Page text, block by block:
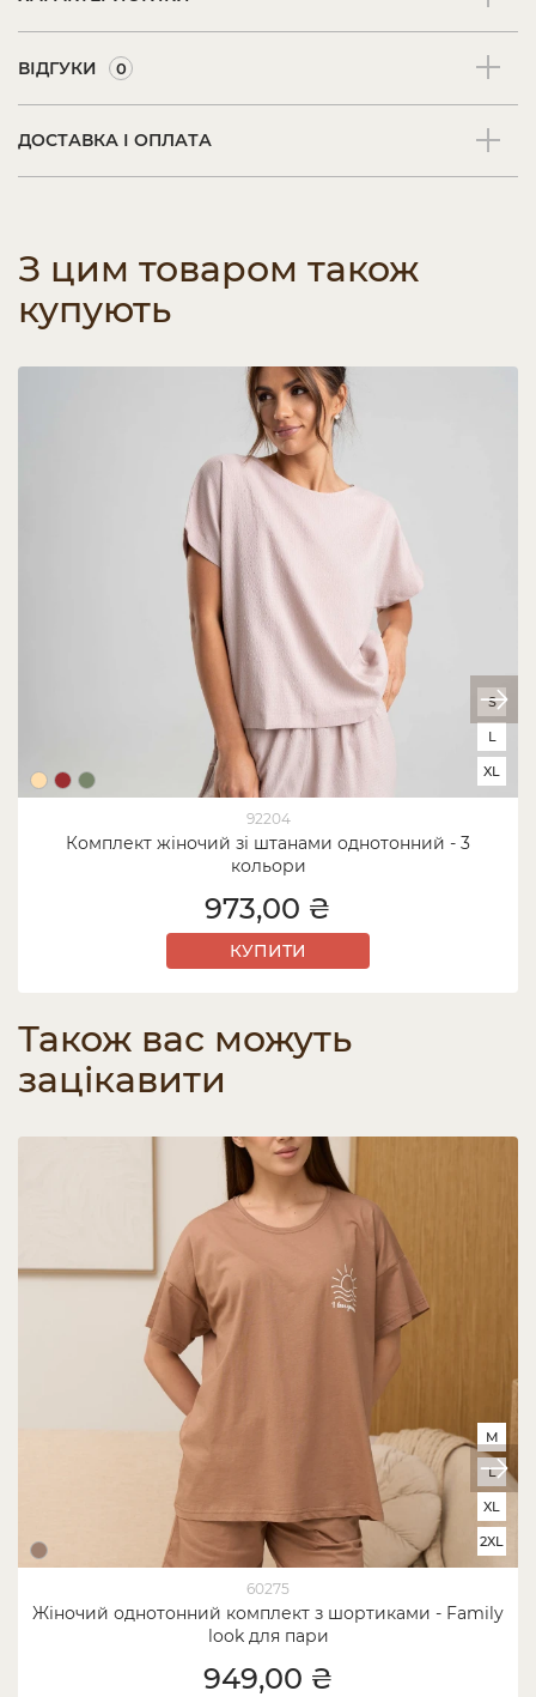
ВІДГУКИ 0
ДОСТАВКА І ОПЛАТА
З цим товаром також
купують
92204
Комплект жіночий зі штанами однотонний - 3
кольори
S
L
XL
973,00 ₴
КУПИТИ
Також вас можуть
зацікавити
60275
Жіночий однотонний комплект з шортиками - Family
look для пари
M
L
XL
2XL
949,00 ₴